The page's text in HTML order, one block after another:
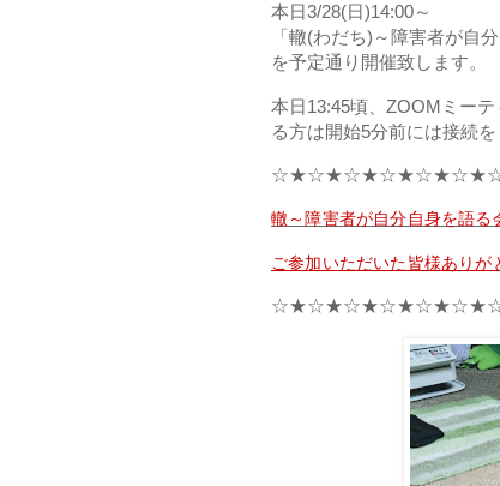
本日3/28(日)14:00～
「轍(わだち)～障害者が自
を予定通り開催致します。
本日13:45頃、ZOOMミー
る方は開始5分前には接続
轍～障害者が自分自身を語
ご参加いただいた皆様ありが